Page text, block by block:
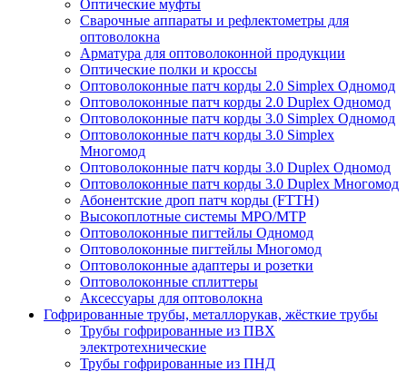
Оптические муфты
Сварочные аппараты и рефлектометры для
оптоволокна
Арматура для оптоволоконной продукции
Оптические полки и кроссы
Оптоволоконные патч корды 2.0 Simplex Одномод
Оптоволоконные патч корды 2.0 Duplex Одномод
Оптоволоконные патч корды 3.0 Simplex Одномод
Оптоволоконные патч корды 3.0 Simplex
Многомод
Оптоволоконные патч корды 3.0 Duplex Одномод
Оптоволоконные патч корды 3.0 Duplex Многомод
Абонентские дроп патч корды (FTTH)
Высокоплотные системы MPO/MTP
Оптоволоконные пигтейлы Одномод
Оптоволоконные пигтейлы Многомод
Оптоволоконные адаптеры и розетки
Оптоволоконные сплиттеры
Аксессуары для оптоволокна
Гофрированные трубы, металлорукав, жёсткие трубы
Трубы гофрированные из ПВХ
электротехнические
Трубы гофрированные из ПНД